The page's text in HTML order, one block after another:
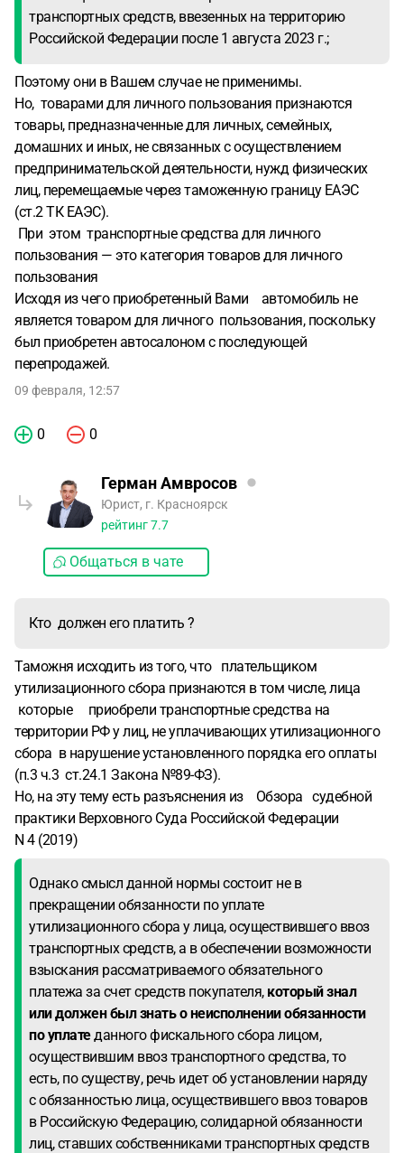
транспортных средств, ввезенных на территорию
Российской Федерации после 1 августа 2023 г.;
Поэтому они в Вашем случае не применимы.
Но, товарами для личного пользования признаются
товары, предназначенные для личных, семейных,
домашних и иных, не связанных с осуществлением
предпринимательской деятельности, нужд физических
лиц, перемещаемые через таможенную границу ЕАЭС
(ст.2 ТК ЕАЭС).
При этом транспортные средства для личного
пользования — это категория товаров для личного
пользования
Исходя из чего приобретенный Вами автомобиль не
является товаром для личного пользования, поскольку
был приобретен автосалоном с последующей
перепродажей.
09 февраля, 12:57
0 0
Герман Амвросов
Юрист, г. Красноярск
рейтинг7.7
Общаться в чате
Кто должен его платить ?
Таможня исходить из того, что плательщиком
утилизационного сбора признаются в том числе, лица
которые приобрели транспортные средства на
территории РФ у лиц, не уплачивающих утилизационного
сбора в нарушение установленного порядка его оплаты
(п.3 ч.3 ст.24.1 Закона №89-ФЗ).
Но, на эту тему есть разъяснения из Обзора судебной
практики Верховного Суда Российской Федерации
N 4 (2019)
Однако смысл данной нормы состоит не в
прекращении обязанности по уплате
утилизационного сбора у лица, осуществившего ввоз
транспортных средств, а в обеспечении возможности
взыскания рассматриваемого обязательного
платежа за счет средств покупателя, который знал
или должен был знать о неисполнении обязанности
по уплатеданного фискального сбора лицом,
осуществившим ввоз транспортного средства, то
есть, по существу, речь идет об установлении наряду
с обязанностью лица, осуществившего ввоз товаров
в Российскую Федерацию, солидарной обязанности
лиц, ставших собственниками транспортных средств